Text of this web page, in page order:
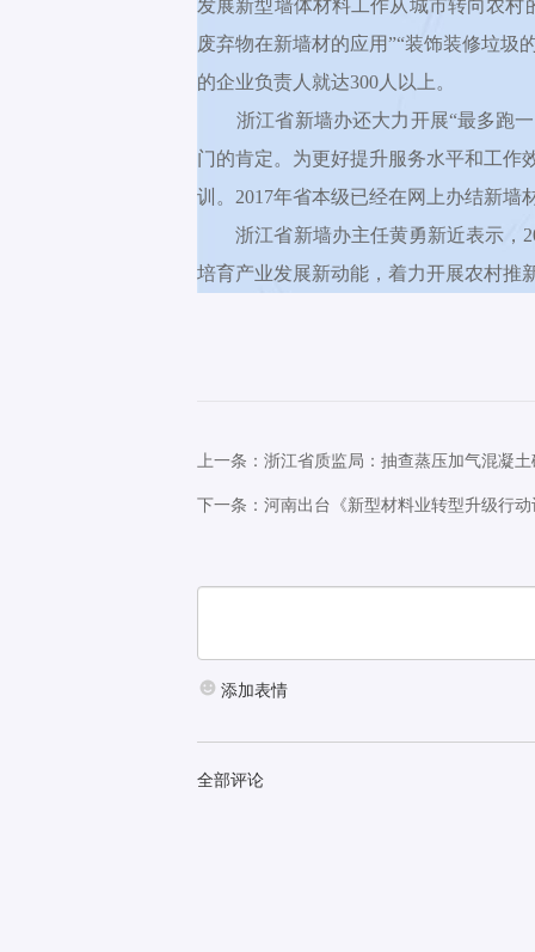
发展新型墙体材料工作从城市转向农
废弃物在新墙材的应用”“装饰装修垃圾
的企业负责人就达300人以上。
浙江省新墙办还大力开展“最多跑一
门的肯定。为更好提升服务水平和工作
训。2017年省本级已经在网上办结新墙
浙江省新墙办主任黄勇新近表示，
培育产业发展新动能，着力开展农村推
上一条：浙江省质监局：抽查蒸压加气混凝
下一条：河南出台《新型材料业转型升级行
添加表情
全部评论